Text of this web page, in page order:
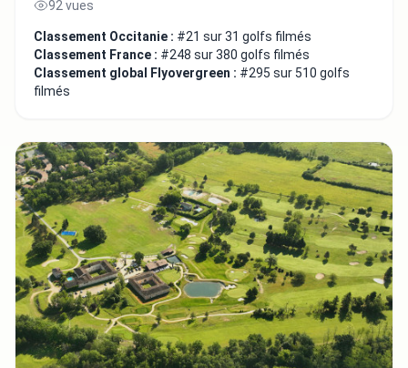
92 vues
Classement Occitanie : #21 sur 31 golfs filmés
Classement France : #248 sur 380 golfs filmés
Classement global Flyovergreen : #295 sur 510 golfs
filmés